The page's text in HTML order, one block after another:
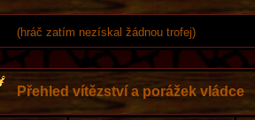
(hráč zatím nezískal žádnou trofej)
Přehled vítězství a porážek vládce